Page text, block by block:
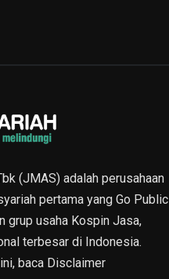
(JMAS) adalah perusahaan
pertama yang Go Public
grup usaha Kospin Jasa,
terbesar di Indonesia.
baca Disclaimer